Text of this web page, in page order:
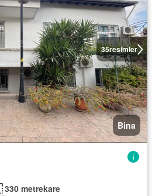
35resimler
Bina
330 metrekare